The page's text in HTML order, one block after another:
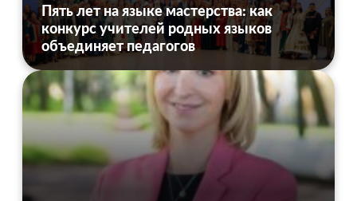
Пять лет на языке мастерства: как
конкурс учителей родных языков
объединяет педагогов